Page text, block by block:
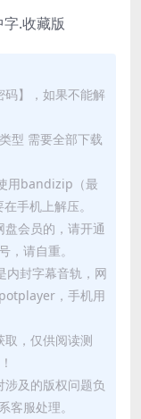
.收藏版
码】，如果不能解
型 需要全部下载
用bandizip（最
手机上解压。
会员的，请开通
，请自重。
内封字幕音轨，网
，手机用
取，仅供阅读测
及的版权问题负
客服处理。